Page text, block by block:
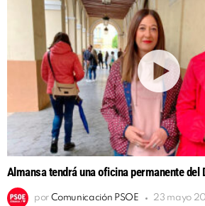
Almansa tendrá una oficina permanente del
por Comunicación PSOE 23 mayo